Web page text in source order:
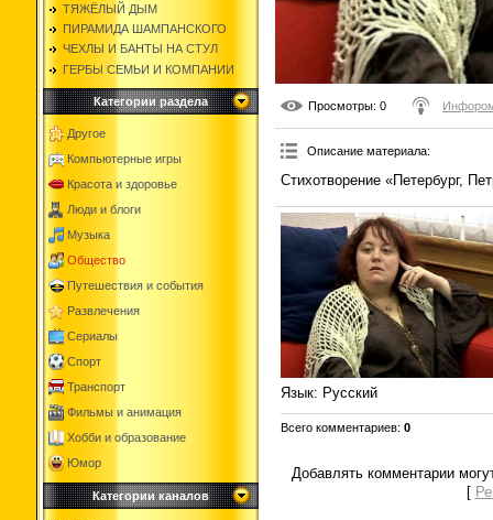
ТЯЖЁЛЫЙ ДЫМ
ПИРАМИДА ШАМПАНСКОГО
ЧЕХЛЫ И БАНТЫ НА СТУЛ
ГЕРБЫ СЕМЬИ И КОМПАНИИ
Категории раздела
Другое
Компьютерные игры
Красота и здоровье
Люди и блоги
Музыка
Общество
Путешествия и события
Развлечения
Сериалы
Спорт
Транспорт
Фильмы и анимация
Хобби и образование
Юмор
Категории каналов
Просмотры: 0
Описание материала:
Стихотворение «Петербург,
Язык: Русский
Всего комментариев: 0
Добавлять комментарии
[